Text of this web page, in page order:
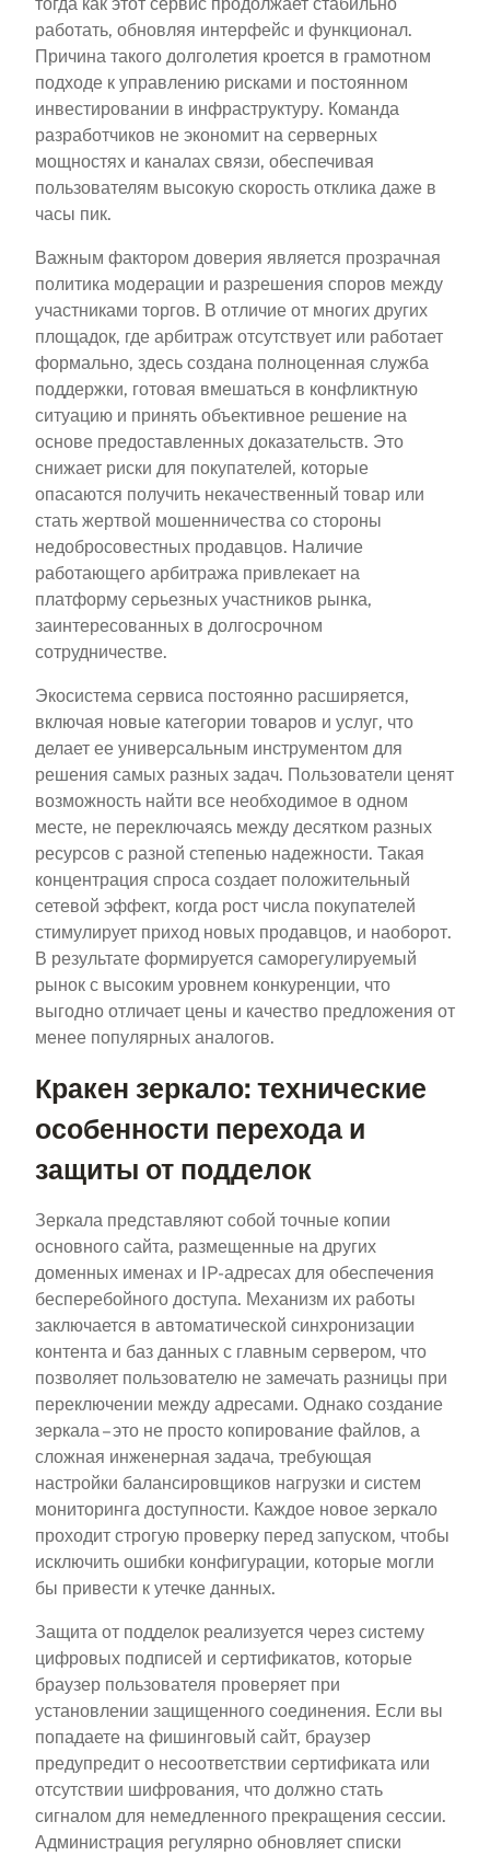
работать, обновляя интерфейс и функционал.
Причина такого долголетия кроется в грамотном
подходе к управлению рисками и постоянном
инвестировании в инфраструктуру. Команда
разработчиков не экономит на серверных
мощностях и каналах связи, обеспечивая
пользователям высокую скорость отклика даже в
часы пик.
Важным фактором доверия является прозрачная
политика модерации и разрешения споров между
участниками торгов. В отличие от многих других
площадок, где арбитраж отсутствует или работает
формально, здесь создана полноценная служба
поддержки, готовая вмешаться в конфликтную
ситуацию и принять объективное решение на
основе предоставленных доказательств. Это
снижает риски для покупателей, которые
опасаются получить некачественный товар или
стать жертвой мошенничества со стороны
недобросовестных продавцов. Наличие
работающего арбитража привлекает на
платформу серьезных участников рынка,
заинтересованных в долгосрочном
сотрудничестве.
Экосистема сервиса постоянно расширяется,
включая новые категории товаров и услуг, что
делает ее универсальным инструментом для
решения самых разных задач. Пользователи ценят
возможность найти все необходимое в одном
месте, не переключаясь между десятком разных
ресурсов с разной степенью надежности. Такая
концентрация спроса создает положительный
сетевой эффект, когда рост числа покупателей
стимулирует приход новых продавцов, и наоборот.
В результате формируется саморегулируемый
рынок с высоким уровнем конкуренции, что
выгодно отличает цены и качество предложения от
менее популярных аналогов.
Кракен зеркало: технические
особенности перехода и
защиты от подделок
Зеркала представляют собой точные копии
основного сайта, размещенные на других
доменных именах и IP-адресах для обеспечения
бесперебойного доступа. Механизм их работы
заключается в автоматической синхронизации
контента и баз данных с главным сервером, что
позволяет пользователю не замечать разницы при
переключении между адресами. Однако создание
зеркала – это не просто копирование файлов, а
сложная инженерная задача, требующая
настройки балансировщиков нагрузки и систем
мониторинга доступности. Каждое новое зеркало
проходит строгую проверку перед запуском, чтобы
исключить ошибки конфигурации, которые могли
бы привести к утечке данных.
Защита от подделок реализуется через систему
цифровых подписей и сертификатов, которые
браузер пользователя проверяет при
установлении защищенного соединения. Если вы
попадаете на фишинговый сайт, браузер
предупредит о несоответствии сертификата или
отсутствии шифрования, что должно стать
сигналом для немедленного прекращения сессии.
Администрация регулярно обновляет списки